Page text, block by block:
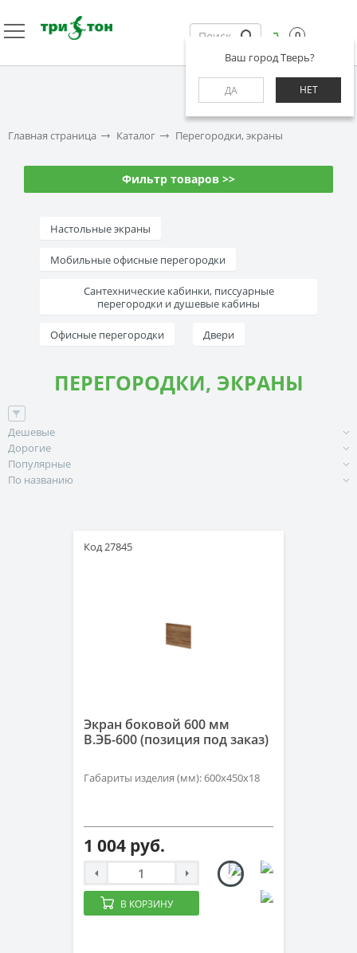
Ваш город Тверь?
ДА НЕТ
0
Главная страница Каталог Перегородки, экраны
Фильтр товаров >>
Настольные экраны
Мобильные офисные перегородки
Сантехнические кабинки, писсуарные
перегородки и душевые кабины
Офисные перегородки Двери
ПЕРЕГОРОДКИ, ЭКРАНЫ
Дешевые
Дорогие
Популярные
По названию
Код 27845
Экран боковой 600 мм
В.ЭБ-600 (позиция под заказ)
Габариты изделия (мм): 600х450х18
1 004 руб.
В КОРЗИНУ